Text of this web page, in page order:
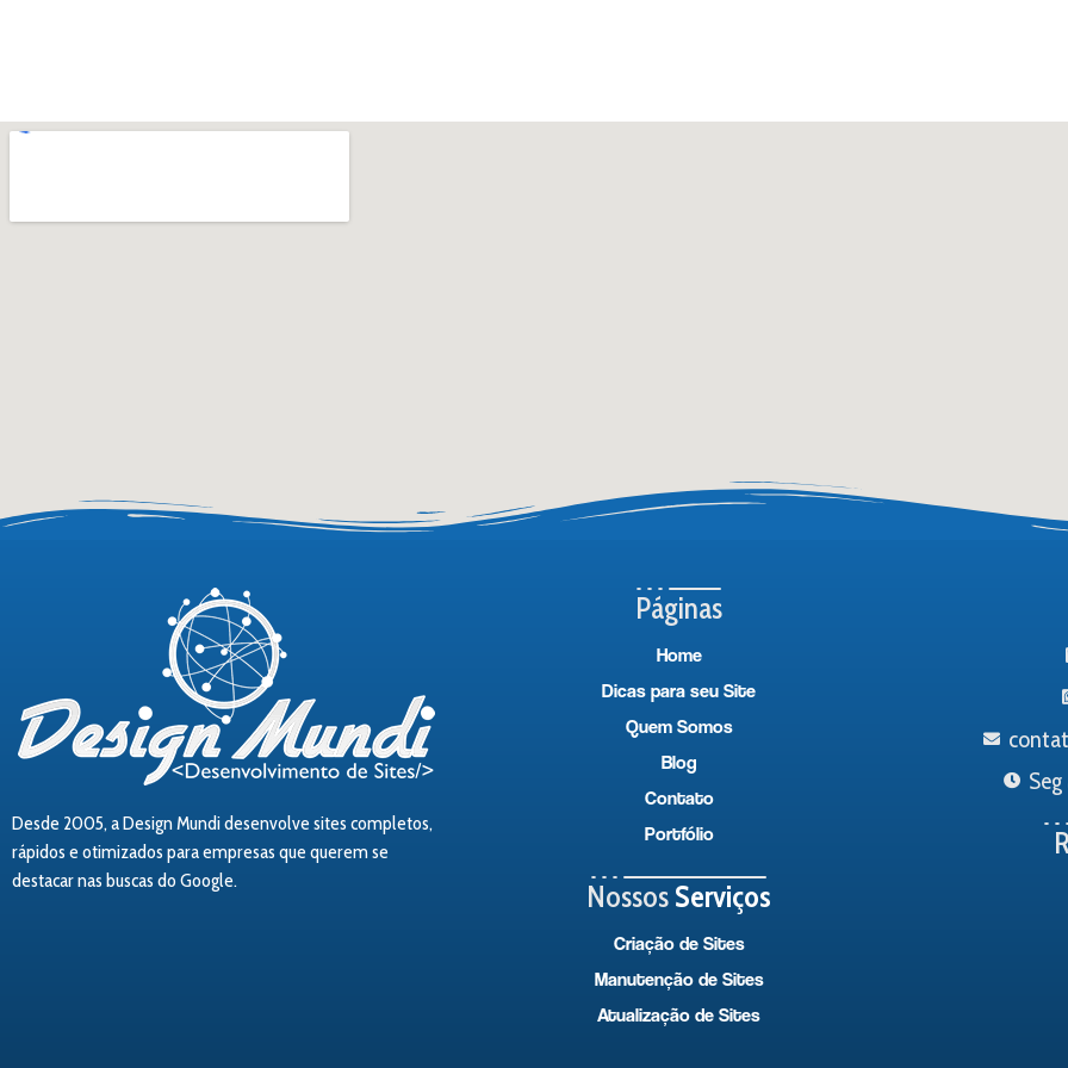
Desde 2005, a Design Mundi desenvolve sites completos,
rápidos e otimizados para empresas que querem se
destacar nas buscas do Google.
Páginas
Home
Dicas para seu Site
Quem Somos
Blog
Contato
Portfólio
Nossos Serviços
Criação de Sites
Manutenção de Sites
Atualização de Sites